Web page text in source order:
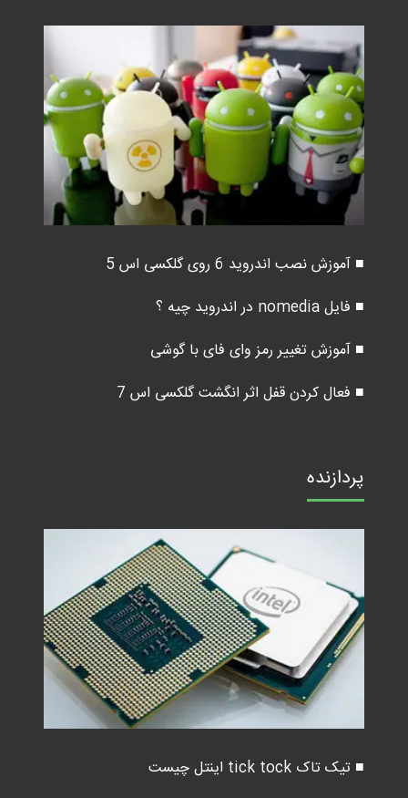
■ آموزش نصب اندروید 6 روی گلکسی اس 5
■ فایل nomedia در اندروید چیه ؟
■ آموزش تغییر رمز وای فای با گوشی
■ فعال کردن قفل اثر انگشت گلکسی اس 7
پردازنده
■ تیک تاک tick tock اینتل چیست